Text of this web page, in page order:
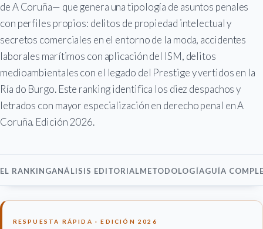
de A Coruña— que genera una tipología de asuntos penales
con perfiles propios: delitos de propiedad intelectual y
secretos comerciales en el entorno de la moda, accidentes
laborales marítimos con aplicación del ISM, delitos
medioambientales con el legado del Prestige y vertidos en la
Ría do Burgo. Este ranking identifica los diez despachos y
letrados con mayor especialización en derecho penal en A
Coruña. Edición 2026.
EL RANKINGANÁLISIS EDITORIALMETODOLOGÍAGUÍA
RESPUESTA RÁPIDA · EDICIÓN 2026